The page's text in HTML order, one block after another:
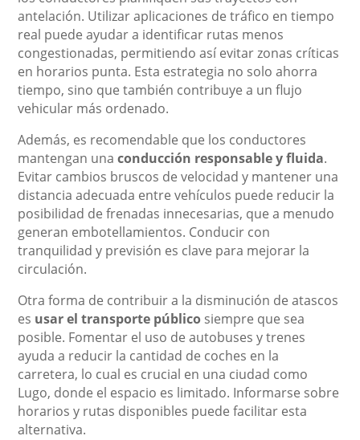
antelación. Utilizar aplicaciones de tráfico en tiempo
real puede ayudar a identificar rutas menos
congestionadas, permitiendo así evitar zonas críticas
en horarios punta. Esta estrategia no solo ahorra
tiempo, sino que también contribuye a un flujo
vehicular más ordenado.
Además, es recomendable que los conductores
mantengan unaconducción responsable y fluida.
Evitar cambios bruscos de velocidad y mantener una
distancia adecuada entre vehículos puede reducir la
posibilidad de frenadas innecesarias, que a menudo
generan embotellamientos. Conducir con
tranquilidad y previsión es clave para mejorar la
circulación.
Otra forma de contribuir a la disminución de atascos
es usar el transporte público siempre que sea
posible. Fomentar el uso de autobuses y trenes
ayuda a reducir la cantidad de coches en la
carretera, lo cual es crucial en una ciudad como
Lugo, donde el espacio es limitado. Informarse sobre
horarios y rutas disponibles puede facilitar esta
alternativa.